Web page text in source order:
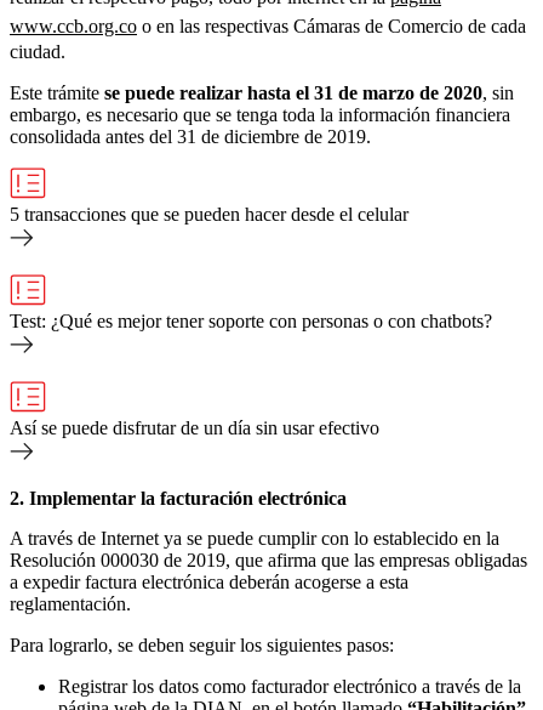
www.ccb.org.co o en las respectivas Cámaras de Comercio de cada
ciudad.
Este trámite se puede realizar hasta el 31 de marzo de 2020, sin
embargo, es necesario que se tenga toda la información financiera
consolidada antes del 31 de diciembre de 2019.
5 transacciones que se pueden hacer desde el celular
Test: ¿Qué es mejor tener soporte con personas o con chatbots?
Así se puede disfrutar de un día sin usar efectivo
2. Implementar la facturación electrónica
A través de Internet ya se puede cumplircon lo establecido en la
Resolución 000030 de 2019, que afirma que las empresas obligadas
a expedir factura electrónica deberán acogerse a esta
reglamentación.
Para lograrlo, se deben seguir los siguientes pasos:
Registrar los datos como facturador electrónico a través de la